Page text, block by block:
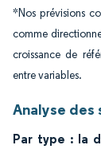
*Nos prévisions
comme
croissance de
entre variables.
Analyse des
Par type : la